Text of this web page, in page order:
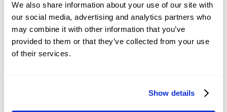
We also share information about your use of our site with
our social media, advertising and analytics partners who
may combine it with other information that you’ve
provided to them or that they’ve collected from your use
of their services.
Show details
La Libra Esterlina se
mantiene estable por
encima de 1.3450
pesan sobre el USD
El Euro se fortalece por